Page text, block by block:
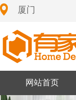
厦门
网站首页